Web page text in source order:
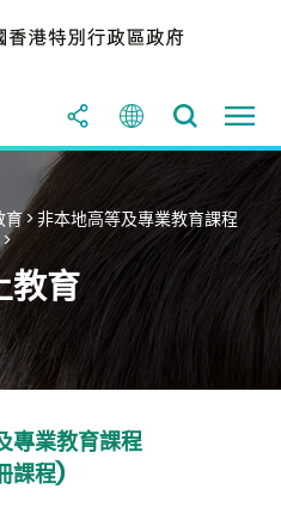
育>非本地高等及專業教育課程
>
教育
專業教育課程
課程)